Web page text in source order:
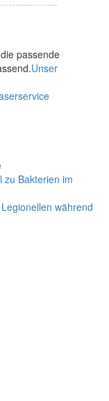
passende
Unser
zu Bakterien im
während